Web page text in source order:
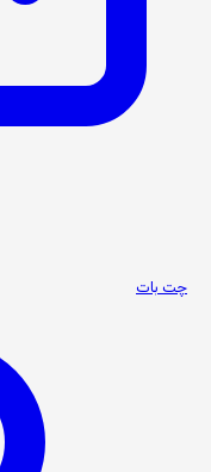
چت بات